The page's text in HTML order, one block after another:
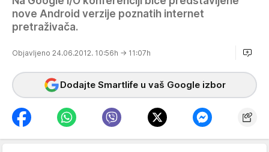
nove Android verzije poznatih internet
pretraživača.
Objavljeno 24.06.2012. 10:56h → 11:07h
Dodajte Smartlife u vaš Google izbor